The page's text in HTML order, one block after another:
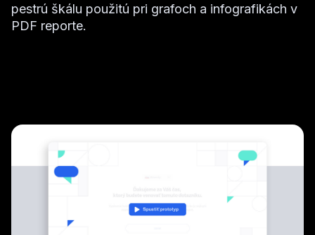
pestrú škálu použitú pri grafoch a infografikách v
PDF reporte.